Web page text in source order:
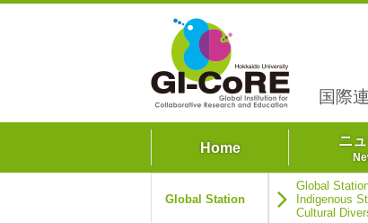
国際
Home ニ
Global Station
Global
Indigenous
Cultural